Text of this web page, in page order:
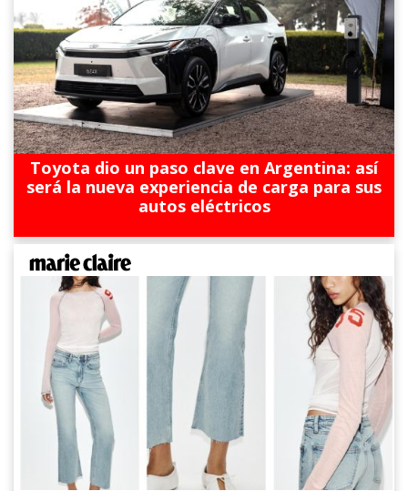
Toyota dio un paso clave en Argentina: así
será la nueva experiencia de carga para sus
autos eléctricos